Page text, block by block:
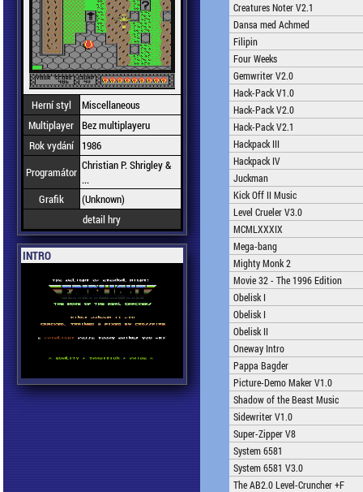
Herní styl
Miscellaneous
Multiplayer Bez multiplayeru
Rok vydání
1986
Programátor Christian P. Shrigley &
...
Grafik
(Unknown)
detail hry
INTRO
Creatures Noter V2.1
Dansa med Achmed
Filipin
Four Weeks
Gemwriter V2.0
Hack-Pack V1.0
Hack-Pack V2.0
Hack-Pack V2.1
Hackpack III
Hackpack IV
Juckman
Kick Off II Music
Level Crueler V3.0
MCMLXXXIX
Mega-bang
Mighty Monk 2
Movie 32 - The 1996 Edition
Obelisk I
Obelisk I
Obelisk II
Oneway Intro
Pappa Bagder
Picture-Demo Maker V1.0
Shadow of the Beast Music
Sidewriter V1.0
Super-Zipper V8
System 6581
System 6581 V3.0
The AB2.0 Level-Cruncher +F